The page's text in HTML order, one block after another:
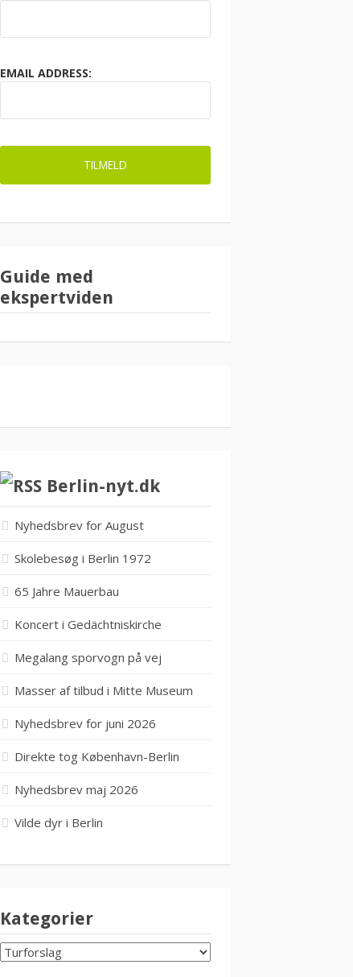
EMAIL ADDRESS:
Guide med
ekspertviden
Berlin-nyt.dk
Nyhedsbrev for August
Skolebesøg i Berlin 1972
65 Jahre Mauerbau
Koncert i Gedächtniskirche
Megalang sporvogn på vej
Masser af tilbud i Mitte Museum
Nyhedsbrev for juni 2026
Direkte tog København-Berlin
Nyhedsbrev maj 2026
Vilde dyr i Berlin
Kategorier
KATEGORIER